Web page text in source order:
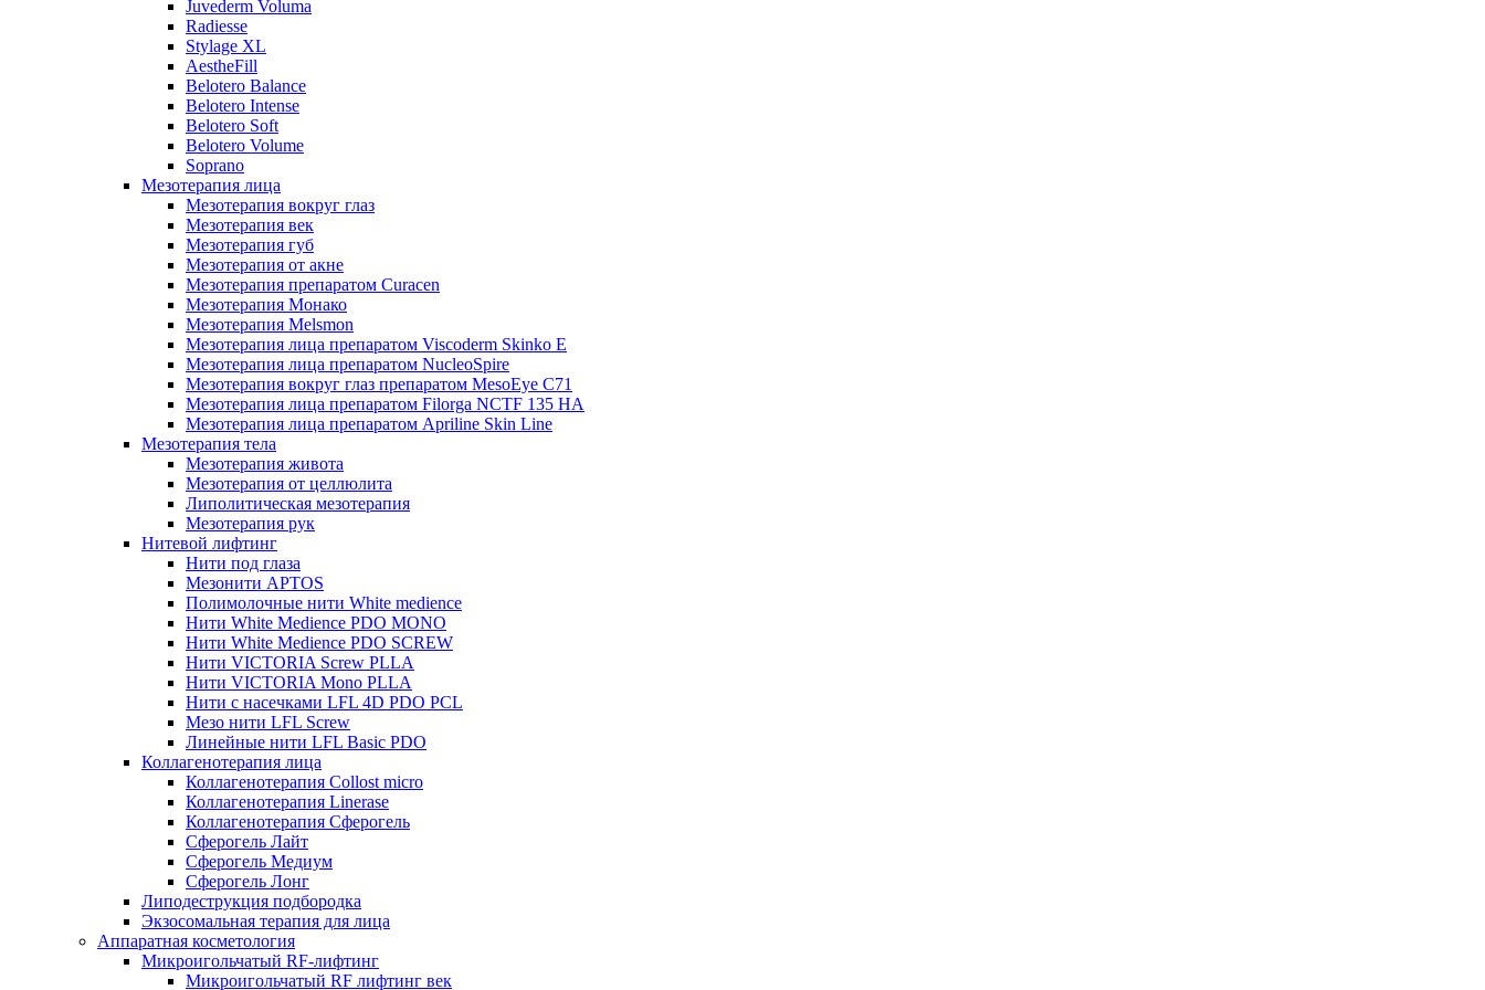
Juvederm Voluma
Radiesse
Stylage XL
AestheFill
Belotero Balance
Belotero Intense
Belotero Soft
Belotero Volume
Soprano
Мезотерапия лица
Мезотерапия вокруг глаз
Мезотерапия век
Мезотерапия губ
Мезотерапия от акне
Мезотерапия препаратом Curacen
Мезотерапия Монако
Мезотерапия Melsmon
Мезотерапия лица препаратом Viscoderm Skinko E
Мезотерапия лица препаратом NucleoSpire
Мезотерапия вокруг глаз препаратом MesoEye С71
Мезотерапия лица препаратом Filorga NCTF 135 HA
Мезотерапия лица препаратом Apriline Skin Line
Мезотерапия тела
Мезотерапия живота
Мезотерапия от целлюлита
Липолитическая мезотерапия
Мезотерапия рук
Нитевой лифтинг
Нити под глаза
Мезонити APTOS
Полимолочные нити White medience
Нити White Medience PDO MONO
Нити White Medience PDO SCREW
Нити VICTORIA Screw PLLA
Нити VICTORIA Mono PLLA
Нити с насечками LFL 4D PDO PCL
Мезо нити LFL Screw
Линейные нити LFL Basic PDO
Коллагенотерапия лица
Коллагенотерапия Collost micro
Коллагенотерапия Linerase
Коллагенотерапия Сферогель
Сферогель Лайт
Сферогель Медиум
Сферогель Лонг
Липодеструкция подбородка
Экзосомальная терапия для лица
Аппаратная косметология
Микроигольчатый RF-лифтинг
Микроигольчатый RF лифтинг век